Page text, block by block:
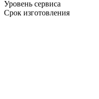
Уровень сервиса
Срок изготовления